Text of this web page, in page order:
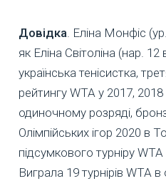
Довідка. Еліна Монфіс
як Еліна Світоліна (нар.
українська тенісистка,
рейтингу WTA у 2017, 2018
одиночному розряді,
Олімпійських ігор 2020 в
підсумкового турніру
Виграла 19 турнірів WTA